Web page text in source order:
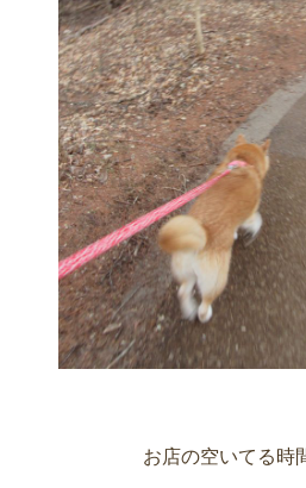
お店の空いてる時